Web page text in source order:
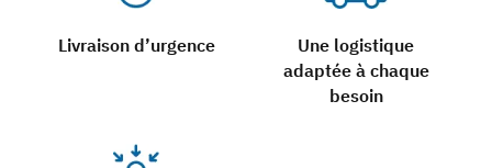
Livraison d’urgence
Une logistique
adaptée à chaque
besoin